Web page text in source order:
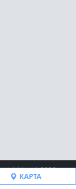
КАРТА
mrt-kt.ru | 2026